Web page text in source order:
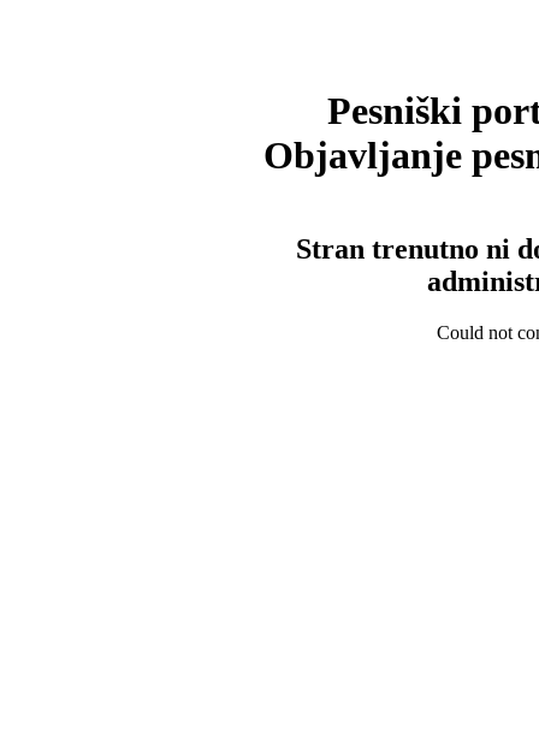
Pesniški
Objavljanje
Stran trenutno ni
Could not